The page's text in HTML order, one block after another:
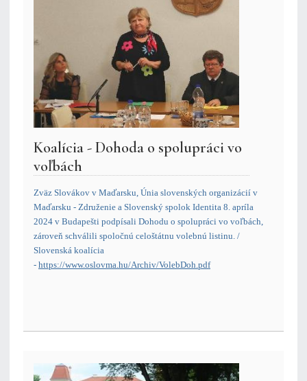
Koalícia - Dohoda o spolupráci vo
voľbách
Zväz Slovákov v Maďarsku, Únia slovenských organizácií v
Maďarsku - Združenie a Slovenský spolok Identita 8. apríla
2024 v Budapešti podpísali Dohodu o spolupráci vo voľbách,
zároveň schválili spoločnú celoštátnu volebnú listinu. /
Slovenská koalícia
- https://www.oslovma.hu/Archiv/VolebDoh.pdf